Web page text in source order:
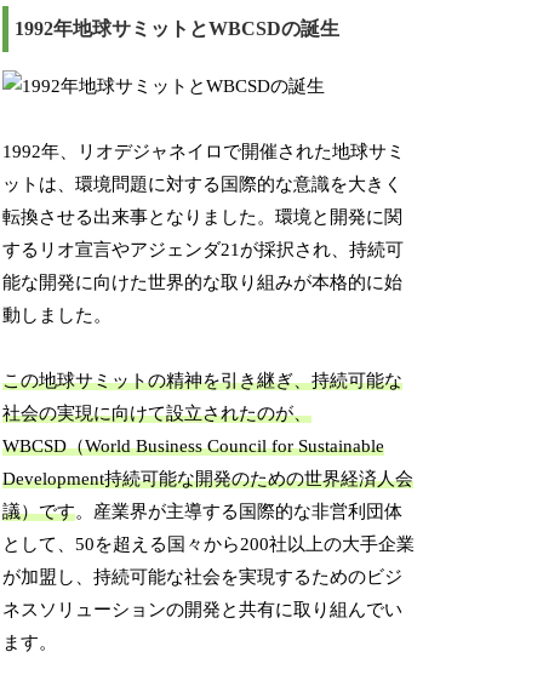
1992年地球サミットとWBCSDの誕生
1992年、リオデジャネイロで開催された地球サミ
ットは、環境問題に対する国際的な意識を大きく
転換させる出来事となりました。環境と開発に関
するリオ宣言やアジェンダ21が採択され、持続可
能な開発に向けた世界的な取り組みが本格的に始
動しました。
この地球サミットの精神を引き継ぎ、持続可能な
社会の実現に向けて設立されたのが、
WBCSD（World Business Council for Sustainable
Development持続可能な開発のための世界経済人会
議）です。産業界が主導する国際的な非営利団体
として、50を超える国々から200社以上の大手企業
が加盟し、持続可能な社会を実現するためのビジ
ネスソリューションの開発と共有に取り組んでい
ます。